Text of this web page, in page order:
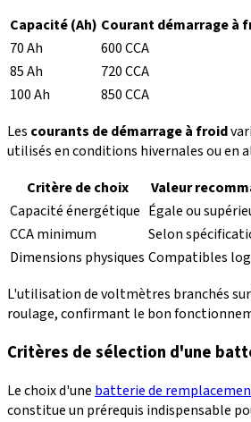
Capacité (Ah) Courant démarrage à
70 Ah
600 CCA
85 Ah
720 CCA
100 Ah
850 CCA
Les courants de démarrage à froid
utilisés en conditions hivernales ou en
Critère de choix
Valeur
Capacité énergétique Égale ou
CCA minimum
Selon
Dimensions physiques Compatibles
L'utilisation de voltmètres branchés
roulage, confirmant le bon
Critères de sélection d'une
Le choix d'une batterie de
constitue un prérequis indispensable